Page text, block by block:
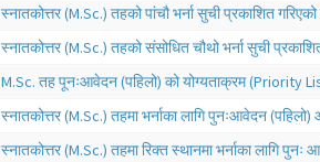
स्नातकोत्तर (M.Sc.) तहको पांचौ भर्ना सुची प्रकाशित गरिएको
स्नातकोत्तर (M.Sc.) तहको संसोधित चौथो भर्ना सुची
M.Sc. तह पूनःआवेदन (पहिलो) को योग्यताक्रम (Priority
स्नातकोत्तर (M.Sc.) तहमा भर्नाका लागि पुनःआवेदन
स्नातकोत्तर (M.Sc.) तहमा रिक्त स्थानमा भर्नाका लागि